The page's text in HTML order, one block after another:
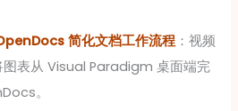
简化文档工作流程：视频
图表从 Visual Paradigm 桌面端完
。